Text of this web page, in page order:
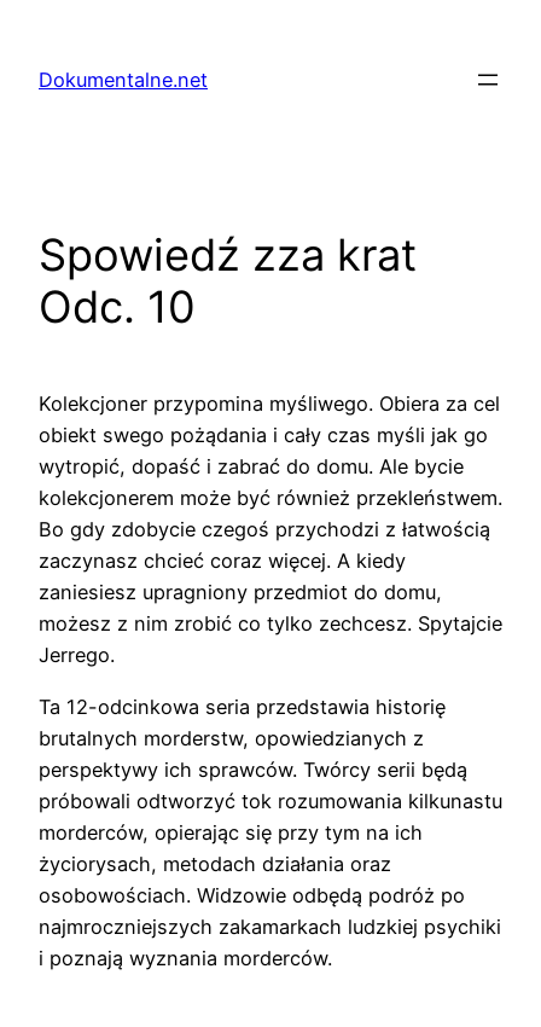
treściDokumentalne.net
Spowiedź zza krat
Odc. 10
Kolekcjoner przypomina myśliwego. Obiera za cel
obiekt swego pożądania i cały czas myśli jak go
wytropić, dopaść i zabrać do domu. Ale bycie
kolekcjonerem może być również przekleństwem.
Bo gdy zdobycie czegoś przychodzi z łatwością
zaczynasz chcieć coraz więcej. A kiedy
zaniesiesz upragniony przedmiot do domu,
możesz z nim zrobić co tylko zechcesz. Spytajcie
Jerrego.
Ta 12-odcinkowa seria przedstawia historię
brutalnych morderstw, opowiedzianych z
perspektywy ich sprawców. Twórcy serii będą
próbowali odtworzyć tok rozumowania kilkunastu
morderców, opierając się przy tym na ich
życiorysach, metodach działania oraz
osobowościach. Widzowie odbędą podróż po
najmroczniejszych zakamarkach ludzkiej psychiki
i poznają wyznania morderców.